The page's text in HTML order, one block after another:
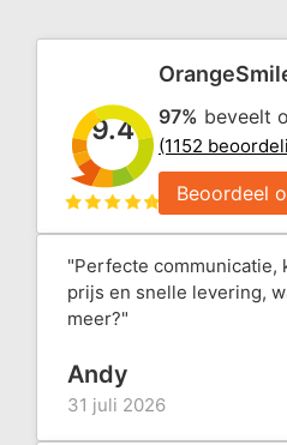
9.4 97% beveelt
(1152
Beoordeel
"Perfecte communicatie,
prijs en snelle levering,
meer?"
Andy
31 juli 2026